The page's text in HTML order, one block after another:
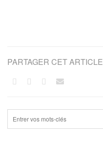
PARTAGER CET ARTICLE